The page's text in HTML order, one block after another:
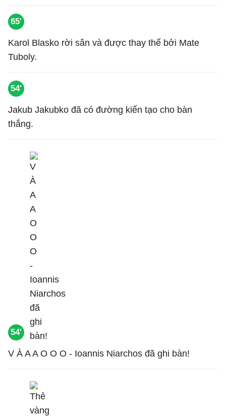
65'
Karol Blasko rời sân và được thay thế bởi Mate
Tuboly.
54'
Jakub Jakubko đã có đường kiến tạo cho bàn
thắng.
54'
V À A A O O O - Ioannis Niarchos đã ghi bàn!